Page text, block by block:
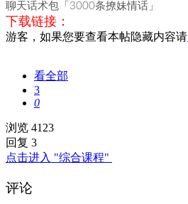
聊天话术包「3000条撩妹情话」
下载链接：
游客，如果您要查看本帖隐藏内容请
看全部
3
0
浏览 4123
回复 3
点击进入 "综合课程"
评论